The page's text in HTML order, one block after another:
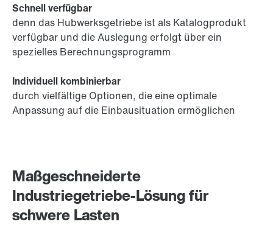
Maßgeschneiderte
Industriegetriebe-Lösung für
schwere Lasten
Schnell verfügbar
denn das Hubwerksgetriebe ist als Katalogprodukt
verfügbar und die Auslegung erfolgt über ein
spezielles Berechnungsprogramm
Individuell kombinierbar
durch vielfältige Optionen, die eine optimale
Anpassung auf die Einbausituation ermöglichen